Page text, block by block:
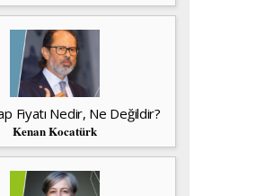
Fiyatı Nedir, Ne Değildir?
Kenan Kocatürk